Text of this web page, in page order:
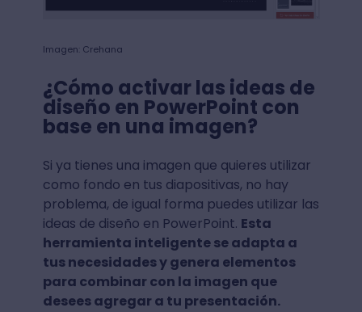
Imagen: Crehana
¿Cómo activar las ideas de
diseño en PowerPoint con
base en una imagen?
Si ya tienes una imagen que quieres utilizar
como fondo en tus diapositivas, no hay
problema, de igual forma puedes utilizar las
ideas de diseño en PowerPoint. Esta
herramienta inteligente se adapta a
tus necesidades y genera elementos
para combinar con la imagen que
desees agregar a tu presentación.